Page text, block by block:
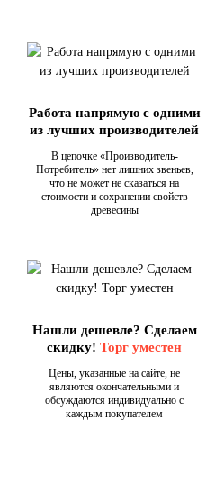
Работа напрямую с одними
из лучших производителей
В цепочке «Производитель-
Потребитель» нет лишних звеньев,
что не может не сказаться на
стоимости и сохранении свойств
древесины
Нашли дешевле? Сделаем
скидку! Торг уместен
Цены, указанные на сайте, не
являются окончательными и
обсуждаются индивидуально с
каждым покупателем